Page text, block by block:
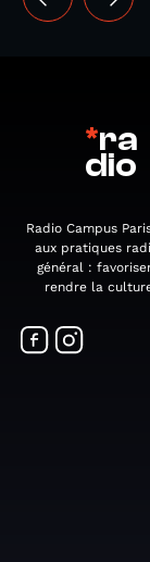
*ra
dio
Radio Campus
aux pratiques
général :
rendre la